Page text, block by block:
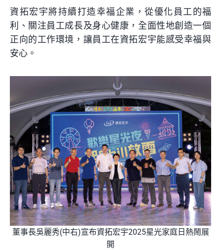
資拓宏宇將持續打造幸福企業，從優化員工的福
利、關注員工成長及身心健康，全面性地創造一個
正向的工作環境，讓員工在資拓宏宇能感受幸福與
安心。
董事長吳麗秀(中右)宣布資拓宏宇2025星光家庭日熱鬧展
開